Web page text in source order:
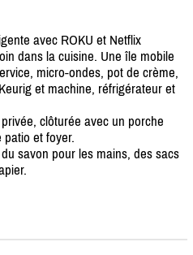
avec ROKU et Netflix
dans la cuisine. Une île mobile
micro-ondes, pot de crème,
et machine, réfrigérateur et
clôturée avec un porche
et foyer.
savon pour les mains, des sacs